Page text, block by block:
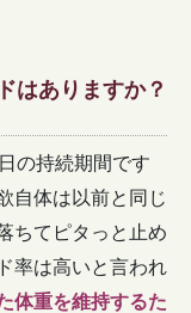
はありますか？
の持続期間です
自体は以前と同じ
ちてピタっと止め
率は高いと言われ
体重を維持するた